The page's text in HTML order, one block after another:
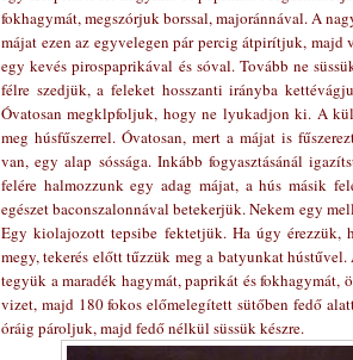
fokhagymát, megszórjuk borssal, majoránnával. A
májat ezen az egyvelegen pár percig átpirítjuk, majd
egy kevés pirospaprikával és sóval. Tovább ne
félre szedjük, a feleket hosszanti irányba
Óvatosan megklpfoljuk, hogy ne lyukadjon ki. A
meg húsfűszerrel. Óvatosan, mert a májat is
van, egy alap sóssága. Inkább fogyasztásánál
felére halmozzunk egy adag májat, a hús másik
egészet baconszalonnával betekerjük. Nekem egy
Egy kiolajozott tepsibe fektetjük. Ha úgy érezzük,
megy, tekerés előtt tűzzük meg a batyunkat hústűvel.
tegyük a maradék hagymát, paprikát és fokhagymát,
vizet, majd 180 fokos előmelegített sütőben fedő
óráig pároljuk, majd fedő nélkül süssük készre.